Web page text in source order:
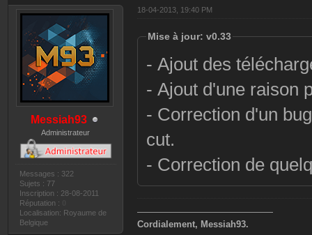
Messiah93
Administrateur
Messages : 322
Sujets : 77
Inscription : 28-08-2011
Réputation :
Localisation: Royaume de
Belgique
18-04-2013, 19:40 PM
Mise à jour: v0.33
- Ajout des
- Ajout d'une raison
- Correction d'un
cut.
- Correction de
———————————————
Cordialement, Messiah93.